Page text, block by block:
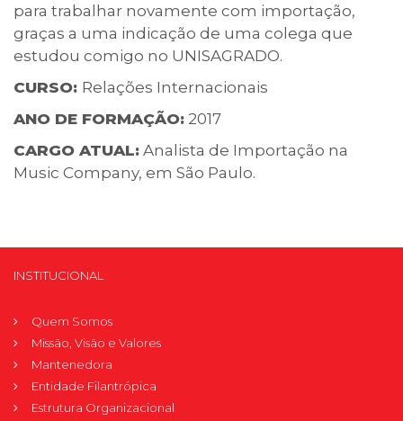
para trabalhar novamente com importação,
graças a uma indicação de uma colega que
estudou comigo no UNISAGRADO.
CURSO: Relações Internacionais
ANO DE FORMAÇÃO: 2017
CARGO ATUAL: Analista de Importação na
Music Company, em São Paulo.
INSTITUCIONAL
Quem Somos
Missão, Visão e Valores
Mantenedora
Entidade Filantrópica
Estrutura Organizacional